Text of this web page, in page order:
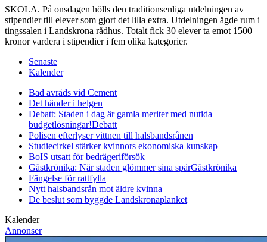
SKOLA. På onsdagen hölls den traditionsenliga utdelningen av
stipendier till elever som gjort det lilla extra. Utdelningen ägde rum i
tingssalen i Landskrona rådhus. Totalt fick 30 elever ta emot 1500
kronor vardera i stipendier i fem olika kategorier.
Senaste
Kalender
Bad avråds vid Cement
Det händer i helgen
Debatt: Staden i dag är gamla meriter med nutida
budgetlösningar!Debatt
Polisen efterlyser vittnen till halsbandsrånen
Studiecirkel stärker kvinnors ekonomiska kunskap
BoIS utsatt för bedrägeriförsök
Gästkrönika: När staden glömmer sina spårGästkrönika
Fängelse för rattfylla
Nytt halsbandsrån mot äldre kvinna
De beslut som byggde Landskronaplanket
Kalender
Annonser